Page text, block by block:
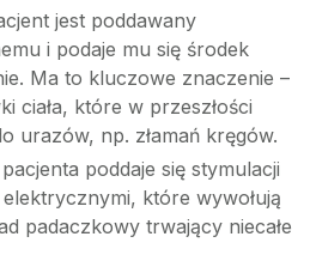
jest poddawany
i podaje mu się środek
Ma to kluczowe znaczenie –
ciała, które w przeszłości
urazów, np. złamań kręgów.
poddaje się stymulacji
które wywołują
padaczkowy trwający niecałe